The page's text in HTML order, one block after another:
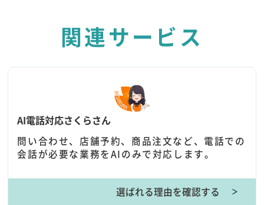
関連サービス
AI電話対応さくらさん
問い合わせ、店舗予約、商品注文など、電話での
会話が必要な業務をAIのみで対応します。
選ばれる理由を確認する ＞